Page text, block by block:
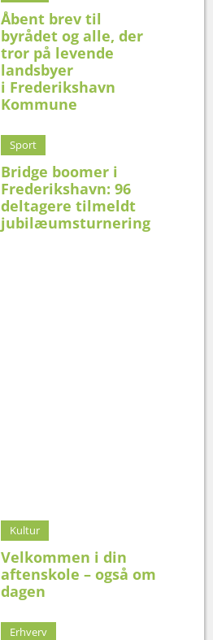
Åbent brev til
byrådet og alle, der
tror på levende
landsbyer
i Frederikshavn
Kommune
Sport
Bridge boomer i
Frederikshavn: 96
deltagere tilmeldt
jubilæumsturnering
Kultur
Velkommen i din
aftenskole – også om
dagen
Erhverv